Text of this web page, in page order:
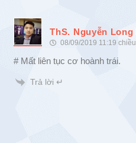
ThS. Nguyễn Long
08/09/2019 11:19 chiều
# Mất liên tục cơ hoành trái.
Trả lời ↵